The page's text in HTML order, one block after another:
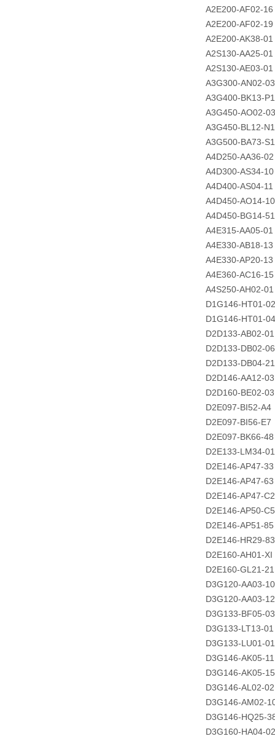
A2E200-AF02-16
A2E200-AF02-19
A2E200-AK38-01
A2S130-AA25-01
A2S130-AE03-01
A3G300-AN02-03
A3G400-BK13-P1
A3G450-AO02-03
A3G450-BL12-N1
A3G500-BA73-S1
A4D250-AA36-02
A4D300-AS34-10
A4D400-AS04-11
A4D450-AO14-10
A4D450-BG14-51
A4E315-AA05-01
A4E330-AB18-13
A4E330-AP20-13
A4E360-AC16-15
A4S250-AH02-01
D1G146-HT01-02
D1G146-HT01-04
D2D133-AB02-01
D2D133-DB02-06
D2D133-DB04-21
D2D146-AA12-03
D2D160-BE02-03
D2E097-BI52-A4
D2E097-BI56-E7
D2E097-BK66-48
D2E133-LM34-01
D2E146-AP47-33
D2E146-AP47-63
D2E146-AP47-C2
D2E146-AP50-C5
D2E146-AP51-85
D2E146-HR29-83
D2E160-AH01-XI
D2E160-GL21-21
D3G120-AA03-10
D3G120-AA03-12
D3G133-BF05-03
D3G133-LT13-01
D3G133-LU01-01
D3G146-AK05-11
D3G146-AK05-15
D3G146-AL02-02
D3G146-AM02-
D3G146-HQ25-
D3G160-HA04-02